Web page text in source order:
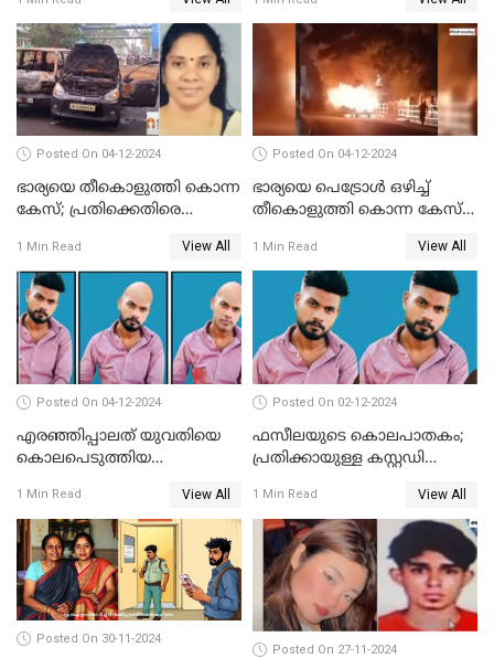
Posted On 04-12-2024
ഭാര്യയെ തീകൊളുത്തി കൊന്ന
കേസ്; പ്രതിക്കെതിരെ
വധശ്രമ കുറ്റവും ചുമത്തി
1 Min Read View All
Posted On 04-12-2024
ഭാര്യയെ പെട്രോള്‍ ഒഴിച്ച്
തീകൊളുത്തി കൊന്ന കേസ്‌;
രേഖപ്പെടുത്തി
1 Min Read View All
Posted On 04-12-2024
എരഞ്ഞിപ്പാലത് യുവതിയെ
കൊലപെടുത്തിയ
കസ്റ്റഡി അപേക്ഷ ഇന്ന്
1 Min Read View All
Posted On 02-12-2024
ഫസീലയുടെ കൊലപാതകം;
പ്രതിക്കായുള്ള കസ്റ്റഡി
1 Min Read View All
Posted On 30-11-2024
Posted On 27-11-2024